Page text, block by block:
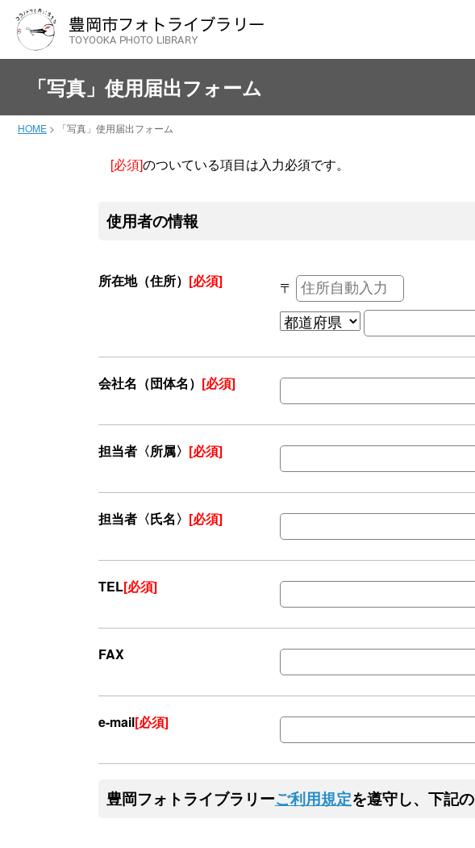
「写真」使用届出フォーム
HOME > 「写真」使用届出フォーム
[必須]のついている項目は入力必須です。
使用者の情報
所在地（住所） [必須] 〒
会社名（団体名） [必須]
担当者〈所属〉 [必須]
担当者〈氏名〉 [必須]
TEL[必須]
FAX
e-mail[必須]
豊岡フォトライブラリーご利用規定を遵守し、下記